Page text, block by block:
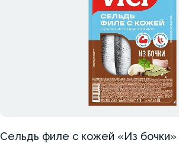
Сельдь филе с кожей «Из бочки»